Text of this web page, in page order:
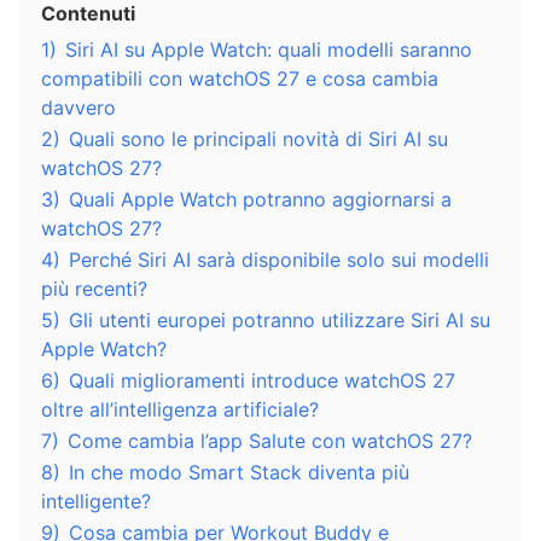
Contenuti
1) Siri AI su Apple Watch: quali modelli saranno
compatibili con watchOS 27 e cosa cambia
davvero
2) Quali sono le principali novità di Siri AI su
watchOS 27?
3) Quali Apple Watch potranno aggiornarsi a
watchOS 27?
4) Perché Siri AI sarà disponibile solo sui modelli
più recenti?
5) Gli utenti europei potranno utilizzare Siri AI su
Apple Watch?
6) Quali miglioramenti introduce watchOS 27
oltre all’intelligenza artificiale?
7) Come cambia l’app Salute con watchOS 27?
8) In che modo Smart Stack diventa più
intelligente?
9) Cosa cambia per Workout Buddy e